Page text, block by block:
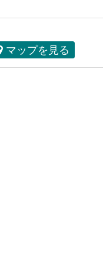
マップを見る